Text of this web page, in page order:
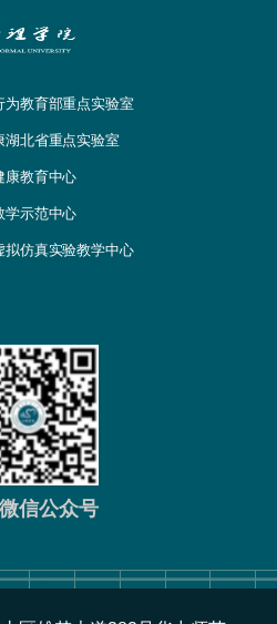
为教育部重点实验室
湖北省重点实验室
康教育中心
学示范中心
拟仿真实验教学中心
信公众号